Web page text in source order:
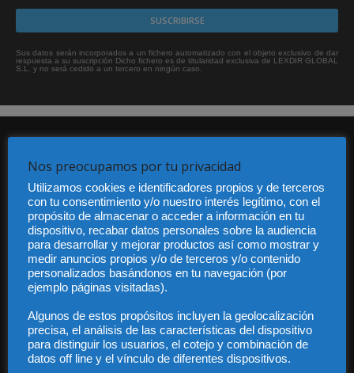
Sus datos serán incorporados a un fichero automatizado con el objeto exclusivo de dar
respuesta a su suscripción Dicho fichero es de titularidad exclusiva de LEXDIR GLOBAL
S.L. y no será cedido a un tercero en ningún caso.
Audiencia y Publicidad
Quiénes somos
Legal
Privacidad
Contacto
Contáctanos: info@diariojuridico.com
Nos preocupamos por tu privacidad
Utilizamos cookies e identificadores propios y de terceros
con tu consentimiento y/o nuestro interés legítimo, con el
propósito de almacenar o acceder a información en tu
dispositivo, recabar datos personales sobre la audiencia
para desarrollar y mejorar productos así como mostrar y
medir anuncios propios y/o de terceros y/o contenido
personalizados basándonos en tu navegación (por
ejemplo páginas visitadas).
Algunos de estos propósitos incluyen la geolocalización
precisa, el análisis de las características del dispositivo
para distinguir los usuarios, el cotejo y combinación de
datos off line y el vínculo de diferentes dispositivos.